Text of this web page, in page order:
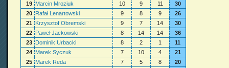
19 Marcin Mroziuk 10 9 11
30
20 Rafał Lenartowski 9 8 9
26
21
Krzysztof Obremski 9 7 14
30
22 Paweł Jackowski 8 14 14
36
23 Dominik Urbacki 8 2 1
11
24 Marek Syczuk 7 10 4
21
25 Marek Reda 7 5 8
20